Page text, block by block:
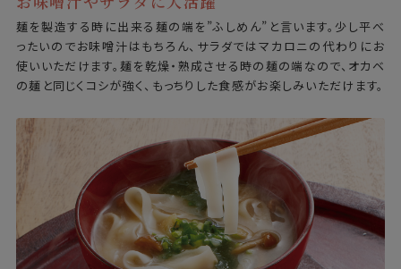
麺を製造する時に出来る麺の端を”ふしめん”と言います。少し平べ
ったいのでお味噌汁はもちろん、サラダではマカロニの代わりにお
使いいただけます。麺を乾燥・熟成させる時の麺の端なので、オカベ
の麺と同じくコシが強く、もっちりした食感がお楽しみいただけます。